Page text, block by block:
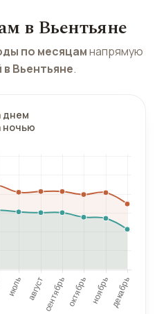
в Вьентьяне
по месяцамнапрямую
Вьентьяне.
днем
ночью